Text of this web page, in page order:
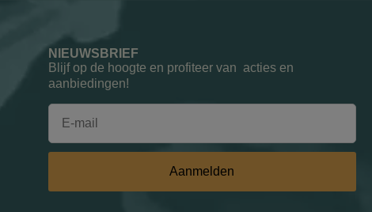
NIEUWSBRIEF
Blijf op de hoogte en profiteer van acties en
aanbiedingen!
Aanmelden